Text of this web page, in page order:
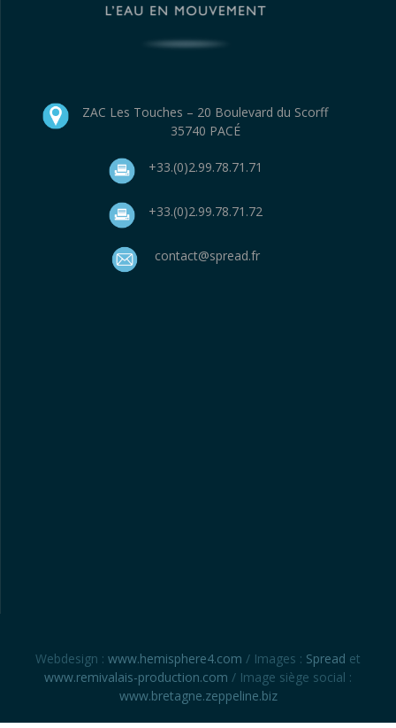
ZAC Les Touches – 20 Boulevard du Scorff
35740 PACÉ
+33.(0)2.99.78.71.71
+33.(0)2.99.78.71.72
contact@spread.fr
Webdesign : www.hemisphere4.com / Images : Spread et
www.remivalais-production.com / Image siège social :
www.bretagne.zeppeline.biz